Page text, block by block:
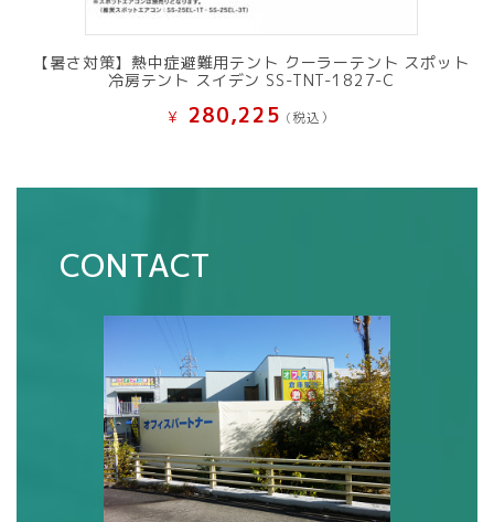
【暑さ対策】熱中症避難用テント クーラーテント スポット
冷房テント スイデン SS-TNT-1827-C
¥ 280,225 (税込）
CONTACT